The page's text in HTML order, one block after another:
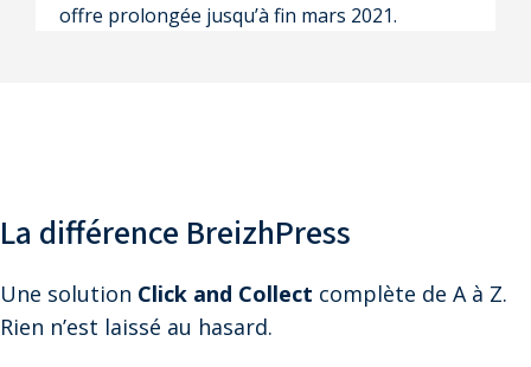
offre prolongée jusqu’à fin mars 2021.
La différence BreizhPress
Une solution Click and Collect complète de A à Z.
Rien n’est laissé au hasard.